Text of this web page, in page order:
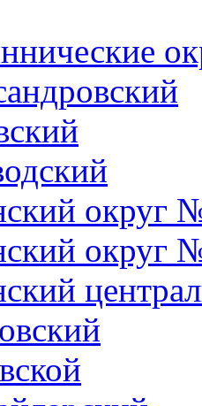
округ
округ